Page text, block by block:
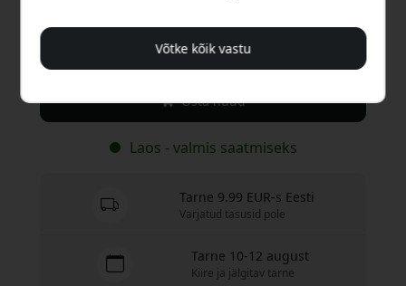
Soovitatav hind
29.99 EUR
Osta nüüd
Laos - valmis saatmiseks
Tarne 9.99 EUR-s Eesti
Varjatud tasusid pole
Tarne 10-12 august
Kiire ja jälgitav tarne
Võtke kõik vastu